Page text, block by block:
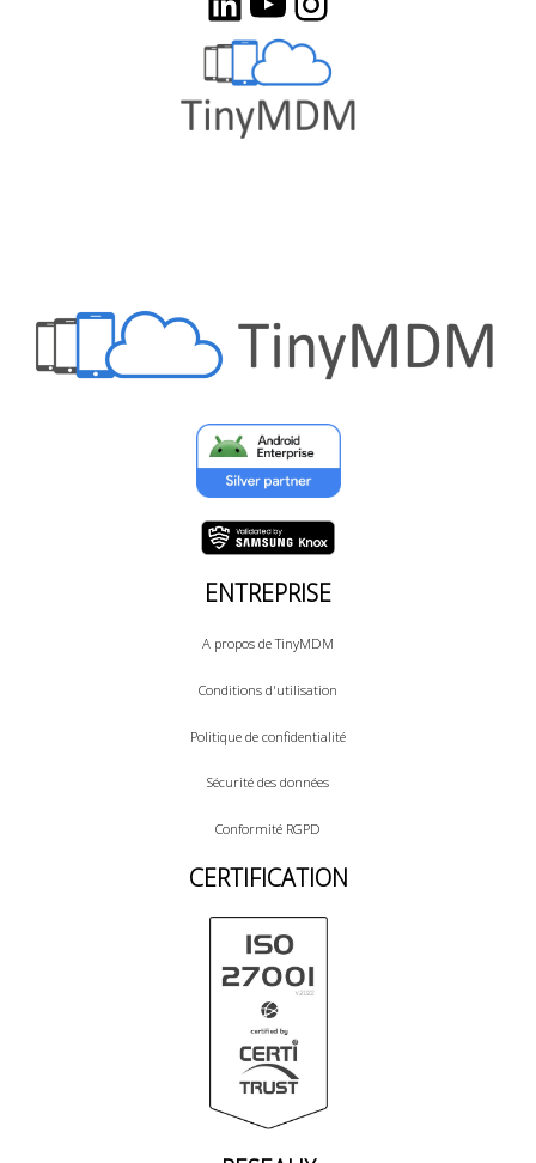
ENTREPRISE
A propos de TinyMDM
Conditions d'utilisation
Politique de confidentialité
Sécurité des données
Conformité RGPD
CERTIFICATION